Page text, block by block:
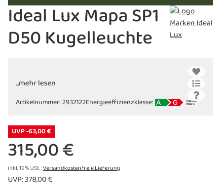
Ideal Lux Mapa SP1
D50 Kugelleuchte
...mehr lesen
Artikelnummer:2932122Energieeffizienzklasse:
UVP -63,00 €
315,00 €
inkl. 19% USt. ,Versandkostenfreie Lieferung
UVP:378,00 €